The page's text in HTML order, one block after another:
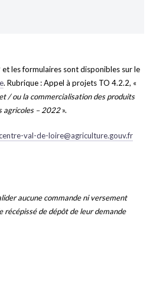
et les formulaires sont disponibles sur le
. Rubrique : Appel à projets TO 4.2.2, «
/ ou la commercialisation des produits
agricoles – 2022».
val-de-loire@agriculture.gouv.fr
aucune commande ni versement
récépissé de dépôt de leur demande